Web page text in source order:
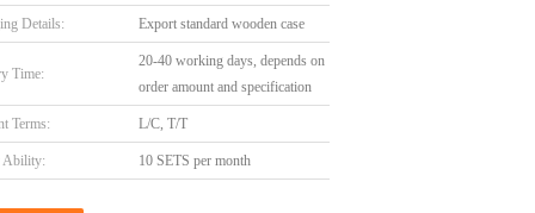
Details: Export standard wooden case
Time:
20-40 working days, depends on
order amount and specification
Terms: L/C, T/T
Ability: 10 SETS per month